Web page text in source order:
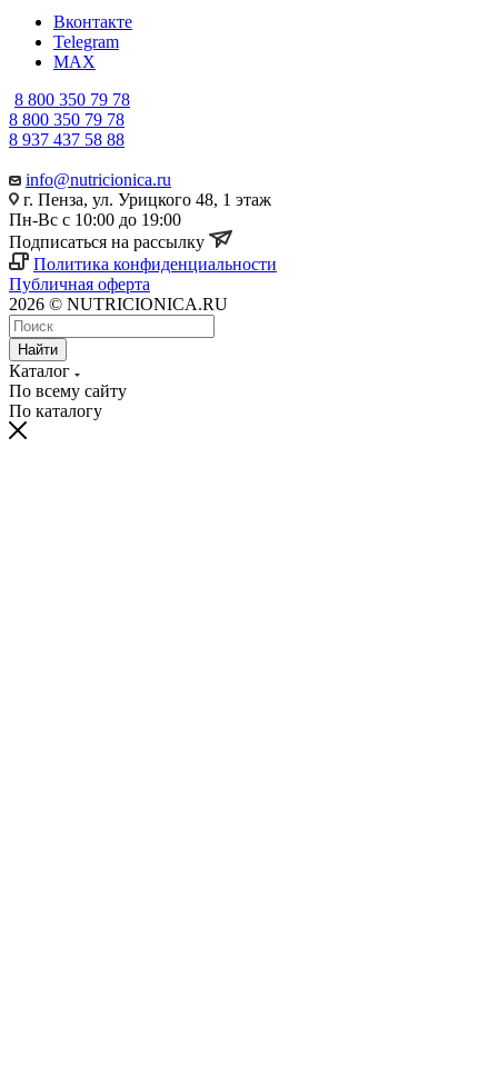
Вконтакте
Telegram
MAX
8 800 350 79 78
8 800 350 79 78
8 937 437 58 88
info@nutricionica.ru
г. Пенза, ул. Урицкого 48, 1 этаж
Пн-Вс с 10:00 до 19:00
Подписаться на рассылку
Политика конфиденциальности
Публичная оферта
2026 © NUTRICIONICA.RU
Найти
Каталог
По всему сайту
По каталогу